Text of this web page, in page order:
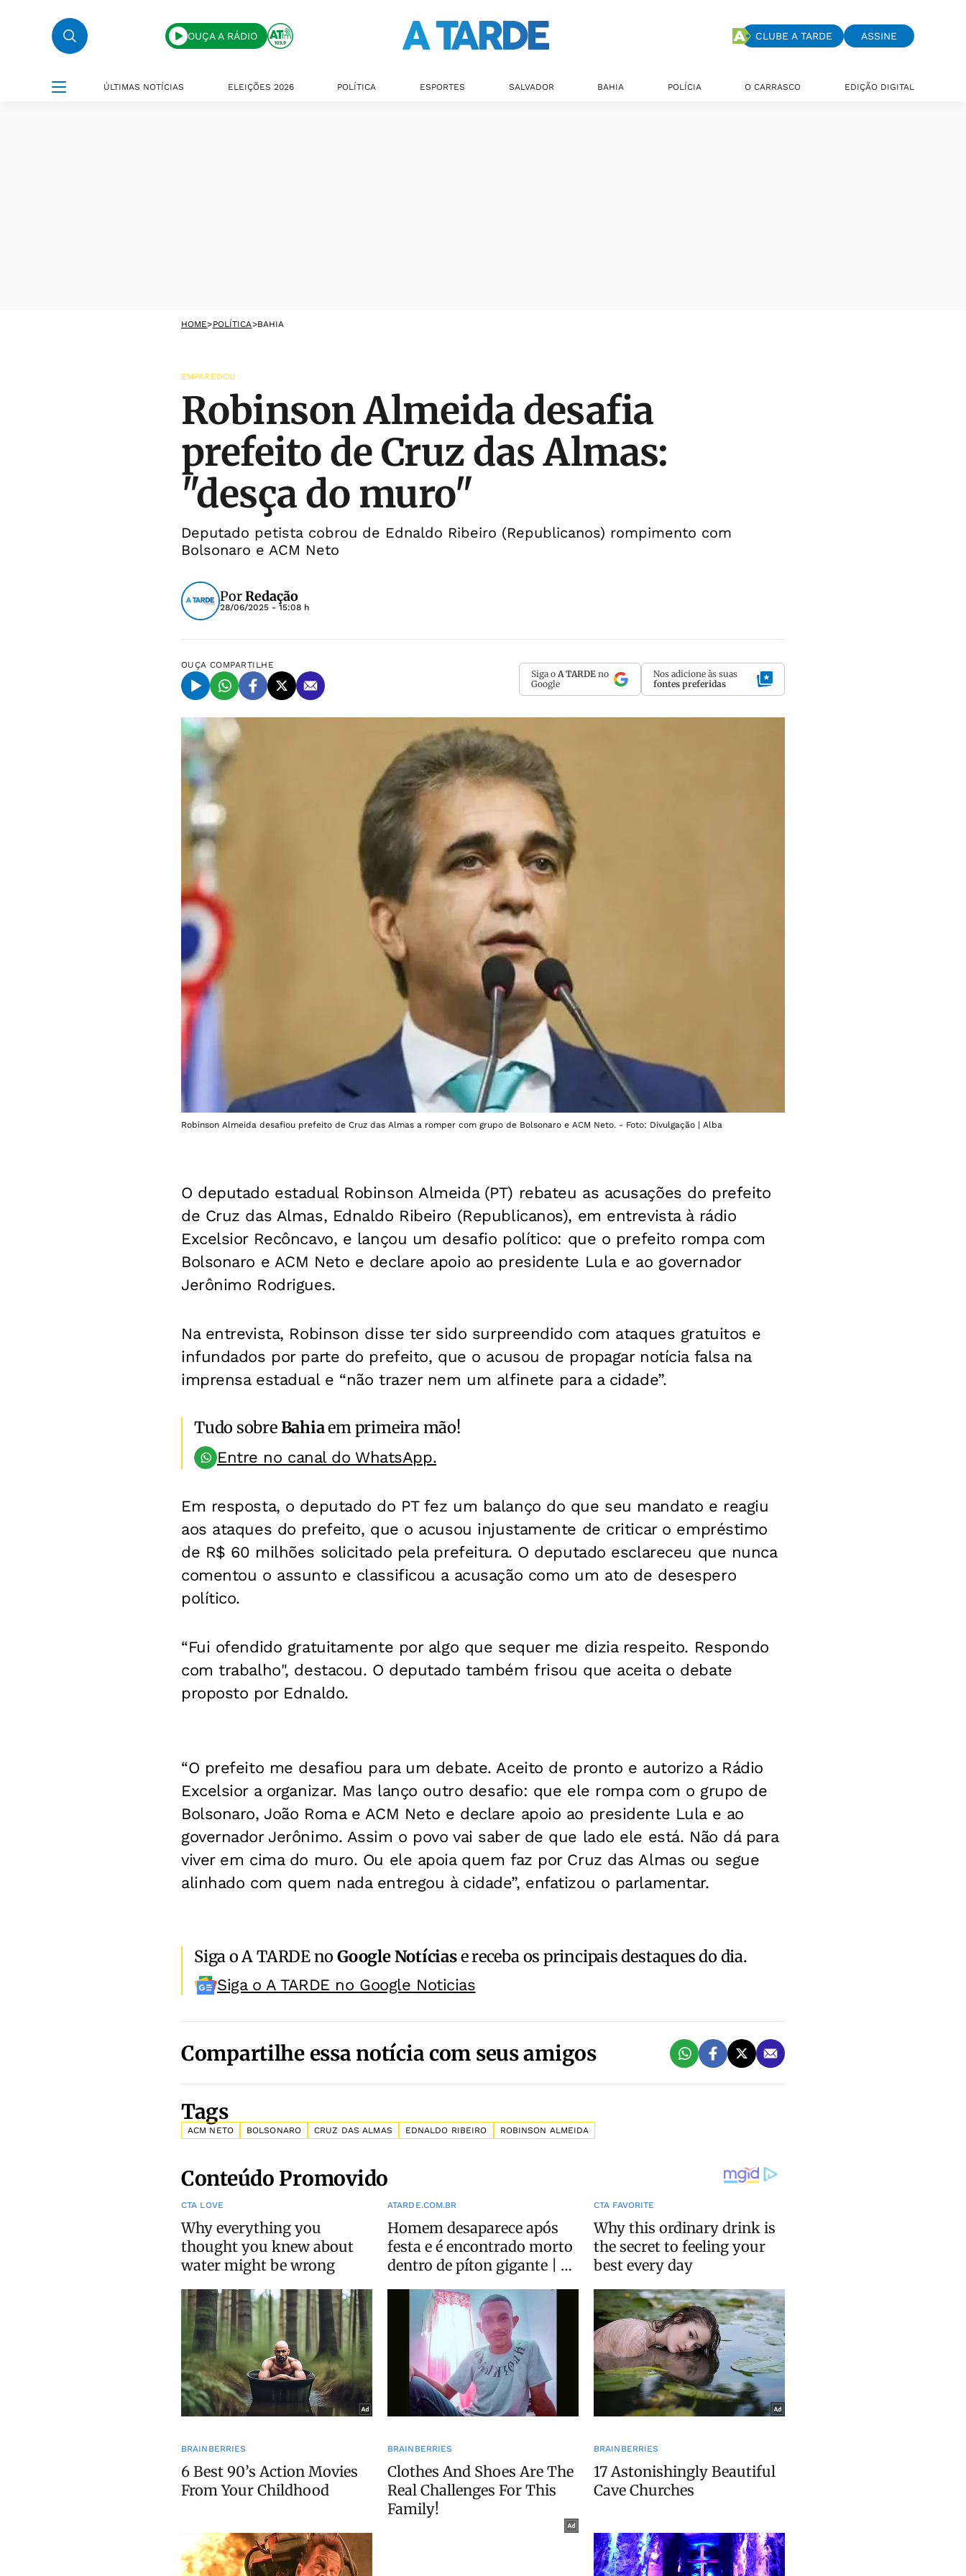
OUÇA A RÁDIO CLUBE A TARDE ASSINE
ÚLTIMAS NOTÍCIAS ELEIÇÕES 2026 POLÍTICA ESPORTES SALVADOR BAHIA POLÍCIA O CARRASCO EDIÇÃO DIGITAL
HOME>POLÍTICA>BAHIA
EMPAREDOU
Robinson Almeida desafia
prefeito de Cruz das Almas:
"desça do muro"
Deputado petista cobrou de Ednaldo Ribeiro (Republicanos) rompimento com
Bolsonaro e ACM Neto
PorRedação
28/06/2025 - 15:08 h
OUÇA COMPARTILHE
Siga o A TARDE no
Google
Nos adicione às suas
fontes preferidas
Robinson Almeida desafiou prefeito de Cruz das Almas a romper com grupo de Bolsonaro e ACM Neto. - Foto: Divulgação | Alba
O deputado estadual Robinson Almeida (PT) rebateu as acusações do prefeito
de Cruz das Almas, Ednaldo Ribeiro (Republicanos), em entrevista à rádio
Excelsior Recôncavo, e lançou um desafio político: que o prefeito rompa com
Bolsonaro e ACM Neto e declare apoio ao presidente Lula e ao governador
Jerônimo Rodrigues.
Na entrevista, Robinson disse ter sido surpreendido com ataques gratuitos e
infundados por parte do prefeito, que o acusou de propagar notícia falsa na
imprensa estadual e “não trazer nem um alfinete para a cidade”.
Tudo sobreBahiaem primeira mão!
Entre no canal do WhatsApp.
Em resposta, o deputado do PT fez um balanço do que seu mandato e reagiu
aos ataques do prefeito, que o acusou injustamente de criticar o empréstimo
de R$ 60 milhões solicitado pela prefeitura. O deputado esclareceu que nunca
comentou o assunto e classificou a acusação como um ato de desespero
político.
“Fui ofendido gratuitamente por algo que sequer me dizia respeito. Respondo
com trabalho", destacou. O deputado também frisou que aceita o debate
proposto por Ednaldo.
“O prefeito me desafiou para um debate. Aceito de pronto e autorizo a Rádio
Excelsior a organizar. Mas lanço outro desafio: que ele rompa com o grupo de
Bolsonaro, João Roma e ACM Neto e declare apoio ao presidente Lula e ao
governador Jerônimo. Assim o povo vai saber de que lado ele está. Não dá para
viver em cima do muro. Ou ele apoia quem faz por Cruz das Almas ou segue
alinhado com quem nada entregou à cidade”, enfatizou o parlamentar.
Siga o A TARDE noGoogle Notíciase receba os principais destaques do dia.
Siga o A TARDE no Google Noticias
Compartilhe essa notícia com seus amigos
Tags
ACM NETO BOLSONARO CRUZ DAS ALMAS EDNALDO RIBEIRO ROBINSON ALMEIDA